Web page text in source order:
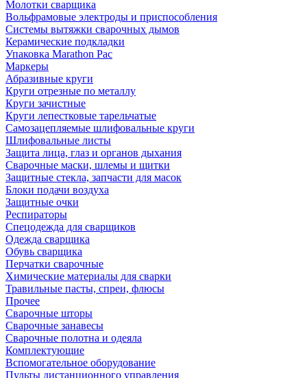
Молотки сварщика
Вольфрамовые электроды и приспособления
Системы вытяжки сварочных дымов
Керамические подкладки
Упаковка Marathon Pac
Маркеры
Абразивные круги
Круги отрезные по металлу
Круги зачистные
Круги лепестковые тарельчатые
Самозацепляемые шлифовальные круги
Шлифовальные листы
Защита лица, глаз и органов дыхания
Сварочные маски, шлемы и щитки
Защитные стекла, запчасти для масок
Блоки подачи воздуха
Защитные очки
Респираторы
Спецодежда для сварщиков
Одежда сварщика
Обувь сварщика
Перчатки сварочные
Химические материалы для сварки
Травильные пасты, спреи, флюсы
Прочее
Сварочные шторы
Сварочные занавесы
Сварочные полотна и одеяла
Комплектующие
Вспомогательное оборудование
Пульты дистанционного управления